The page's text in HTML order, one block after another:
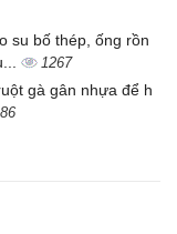
su bố thép, ống rồn
1267
gà gân nhựa để h